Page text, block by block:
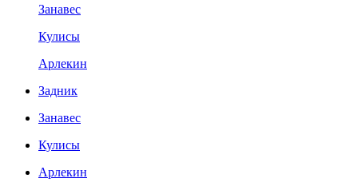
Занавес
Кулисы
Арлекин
Задник
Занавес
Кулисы
Арлекин